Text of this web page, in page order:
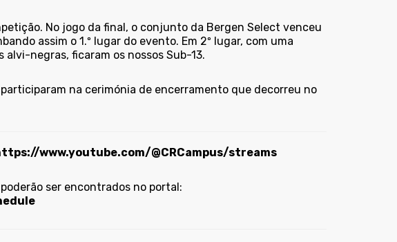
No jogo da final, o conjunto da Bergen Select venceu
assim o 1.º lugar do evento. Em 2º lugar, com uma
negras, ficaram os nossos Sub-13.
na cerimónia de encerramento que decorreu no
www.youtube.com/@CRCampus/streams
ser encontrados no portal: